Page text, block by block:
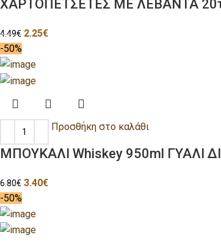
ΧΑΡΤΟΠΕΤΣΕΤΕΣ ΜΕ ΛΕΒΑΝΤΑ
4.49€ 2.25€
-50%
Προσθήκη στο καλάθι
ΜΠΟΥΚΑΛΙ Whiskey 950ml ΓΥΑΛΙ
6.80€ 3.40€
-50%